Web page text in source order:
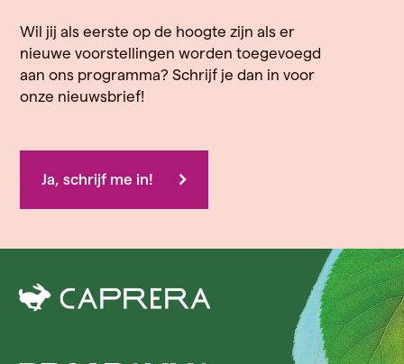
Wil jij als eerste op de hoogte zijn als er
nieuwe voorstellingen worden toegevoegd
aan ons programma? Schrijf je dan in voor
onze nieuwsbrief!
Ja, schrijf me in!